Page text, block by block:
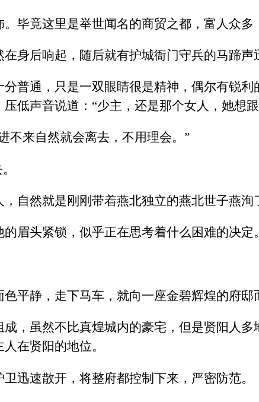
毕竟这里是举世闻名的商贸之都，富人众多
身后响起，随后就有护城衙门守兵的马蹄声
普通，只是一双眼睛很是精神，偶尔有锐
低声音说道：“少主，还是那个女人，她想
不来自然就会离去，不用理会。”
自然就是刚刚带着燕北独立的燕北世子燕洵
眉头紧锁，似乎正在思考着什么困难的决定。
平静，走下马车，就向一座金碧辉煌的府邸
，虽然不比真煌城内的豪宅，但是贤阳人
在贤阳的地位。
迅速散开，将整府都控制下来，严密防范。